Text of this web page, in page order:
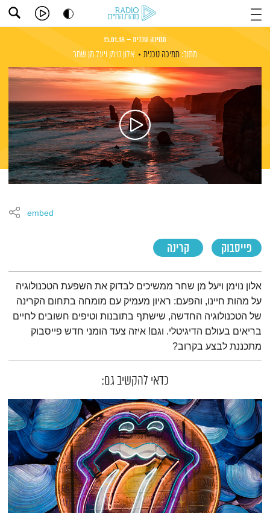
תמיכה טכנית – 15.01.18
מתוך: תמיכה טכנית אלון נוימן ויעל מן שחר
פייסבוק קרינה
embed
תמצית הפודקאסט
אלון נוימן ויעל מן שחר ממשיכים לבדוק את השפעת הטכנולוגיה
על מהות חיינו, והפעם: ראיון מעמיק עם מומחה בתחום הקרינה
של הטכנולוגיה החדשה, שישתף בתובנות וטיפים חשובים לחיים
בריאים בעולם הדיגיטלי. וגם! איזה צעד הומני חדש פייסבוק
מתכננת לבצע בקרוב?
כדאי להקשיב גם: